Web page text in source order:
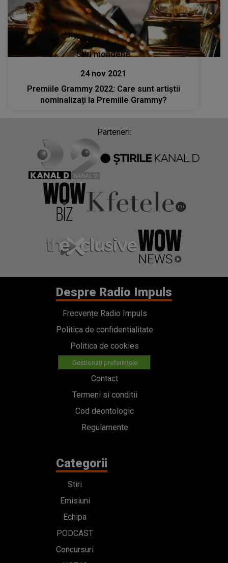
Stiri mondene
24 nov 2021
Premiile Grammy 2022: Care sunt artiștii
nominalizați la Premiile Grammy?
Parteneri:
Despre Radio Impuls
Frecvențe Radio Impuls
Politica de confidentialitate
Politica de cookies
Gestionați preferințele
Contact
Termeni si conditii
Cod deontologic
Regulamente
Categorii
Stiri
Emisiuni
Echipa
PODCAST
Concursuri